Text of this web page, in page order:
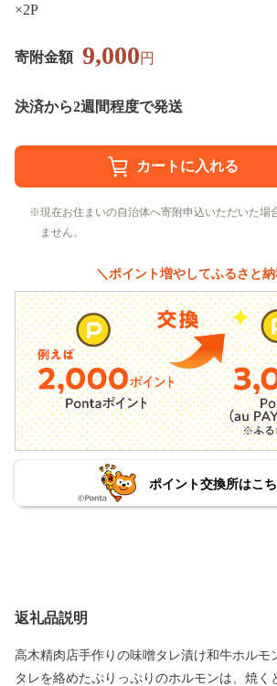
×2P
寄附金額 9,000円
決済から2週間程度で発送
現在お住まいの自治体へ寄附申込いただいた場
ません。
＼ポイント増やしてふるさと
ポイント交換所はこ
返礼品説明
高木精肉店手作りの味噌タレ漬け和牛ホルモ
タレを絡めたぷりっぷりのホルモンは、焼く